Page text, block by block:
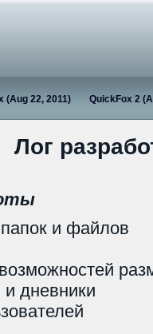
(Aug 22, 2011) QuickFox 2
Лог
и файлов
дневники